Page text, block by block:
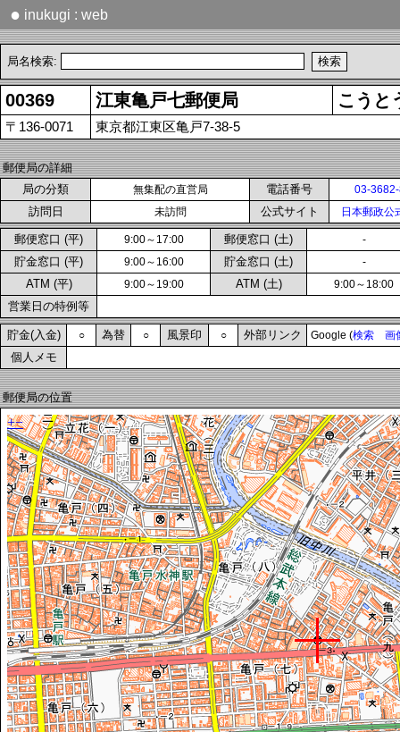
● inukugi : web
局名検索:
00369 江東亀戸七郵便局 こうと
〒136-0071 東京都江東区亀戸7-38-5
郵便局の詳細
局の分類
無集配の直営局 電話番号 03-
訪問日 未訪問 公式サイト 日本郵政公
郵便窓口 (平) 9:00～17:00 郵便窓口 (土) -
貯金窓口 (平) 9:00～16:00 貯金窓口 (土) -
ATM (平) 9:00～19:00 ATM (土) 9:00～18:00
営業日の特例等
貯金(入金) ○ 為替 ○ 風景印 ○ 外部リンク Google (検索 画
個人メモ
郵便局の位置